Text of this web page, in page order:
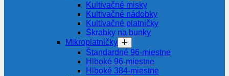
Kultivačné misky
Kultivačné nádobky
Kultivačné platničky
Škrabky na bunky
Mikroplatničky
Štandardné 96-miestne
Hlboké 96-miestne
Hlboké 384-miestne